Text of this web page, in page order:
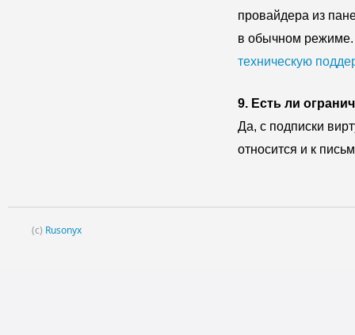
провайдера из
в обычном режиме.
техническую
9. Есть ли
Да, с подписки
относится и к
(c) Rusonyx